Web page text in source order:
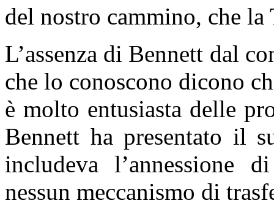
del nostro cammino, che la
L’assenza di Bennett dal
che lo conoscono dicono
è molto entusiasta delle
Bennett ha presentato il
includeva l’annessione
nessun meccanismo di